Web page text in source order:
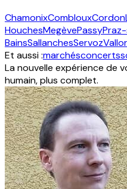
ChamonixComblouxCordon
HouchesMegèvePassy
BainsSallanchesServoz
Et aussi :marchésconcerts
La nouvelle expérience de
humain, plus complet.